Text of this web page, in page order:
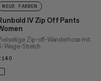
NEUE FARBEN
IV Zip Off Pants
Zip-off-Wanderhose mit
Wege-Stretch